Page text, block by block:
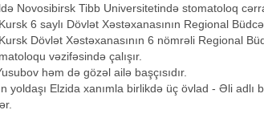
Novosibirsk Tibb Universitetində stomatoloq
6 saylı Dövlət Xəstəxanasının Regional
Dövlət Xəstəxanasının 6 nömrəli Regional
vəzifəsində çalışır.
həm də gözəl ailə başçısıdır.
yoldaşı Elzida xanımla birlikdə üç övlad - Əli adlı